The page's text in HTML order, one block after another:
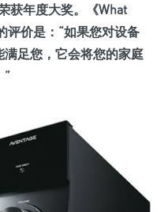
获年度大奖。
《What
评价是：“如果您对设备
足您，它会将您的家庭
”